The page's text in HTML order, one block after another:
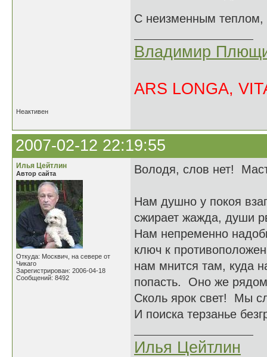
С неизменным
Владимир
ARS LONGA,
Неактивен
2007-02-12 22:19:55
Илья Цейтлин
Автор сайта
Откуда: Москвич, на севере от
Чикаго
Зарегистрирован: 2006-04-18
Сообщений: 8492
Володя, слов нет!
Нам душно у покоя
сжирает жажда, души
Нам непременно
ключ к
нам мнится там, куда
попасть. Оно же
Сколь ярок свет! Мы
И поиска терзанье
Илья Цейтлин